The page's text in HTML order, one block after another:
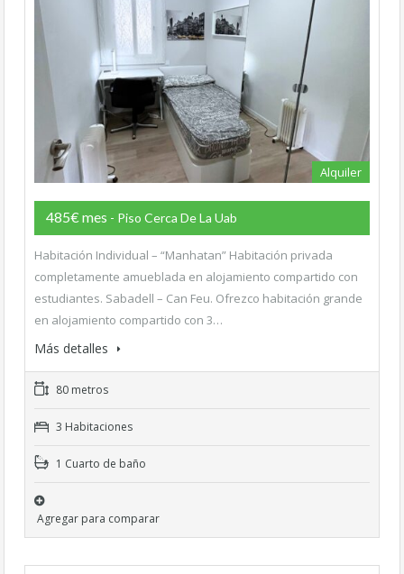
Alquiler
485€ mes - Piso Cerca De La Uab
Habitación Individual – “Manhatan” Habitación privada
completamente amueblada en alojamiento compartido con
estudiantes. Sabadell – Can Feu. Ofrezco habitación grande
en alojamiento compartido con 3…
Más detalles
80 metros
3 Habitaciones
1 Cuarto de baño
Agregar para comparar